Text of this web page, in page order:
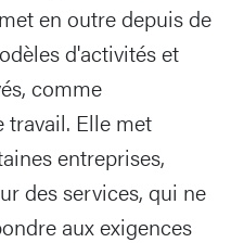
en outre depuis de
d'activités et
comme
travail. Elle met
entreprises,
des services, qui ne
aux exigences